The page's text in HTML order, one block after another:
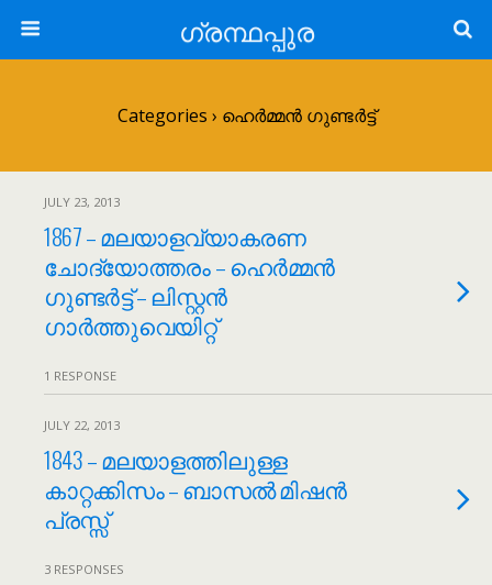
ഗ്രന്ഥപ്പുര
Categories › ഹെർമ്മൻ ഗുണ്ടർട്ട്
JULY 23, 2013
1867 – മലയാളവ്യാകരണ
ചോദ്യോത്തരം – ഹെർമ്മൻ
ഗുണ്ടർട്ട് – ലിസ്റ്റൻ
ഗാർത്തുവെയിറ്റ്
1 RESPONSE
JULY 22, 2013
1843 – മലയാളത്തിലുള്ള
കാറ്റക്കിസം – ബാസൽ മിഷൻ
പ്രസ്സ്
3 RESPONSES